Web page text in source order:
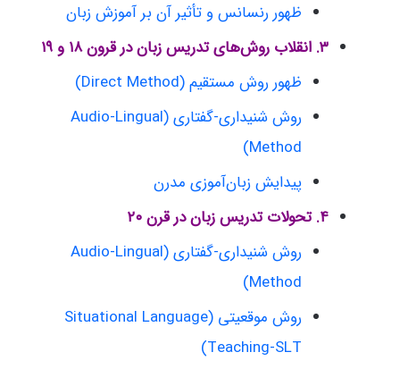
ظهور رنسانس و تأثیر آن بر آموزش زبان
۳. انقلاب روش‌های تدریس زبان در قرون ۱۸ و ۱۹
ظهور روش مستقیم (Direct Method)
روش شنیداری-گفتاری (Audio-Lingual
Method)
پیدایش زبان‌آموزی مدرن
۴. تحولات تدریس زبان در قرن ۲۰
روش شنیداری-گفتاری (Audio-Lingual
Method)
روش موقعیتی (Situational Language
Teaching-SLT)